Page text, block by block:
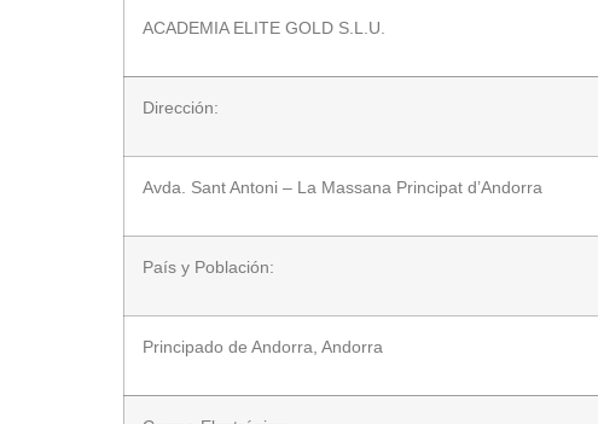
ACADEMIA ELITE GOLD S.L.U.
Dirección:
Avda. Sant Antoni – La Massana Principat d’Andorra
País y Población:
Principado de Andorra, Andorra